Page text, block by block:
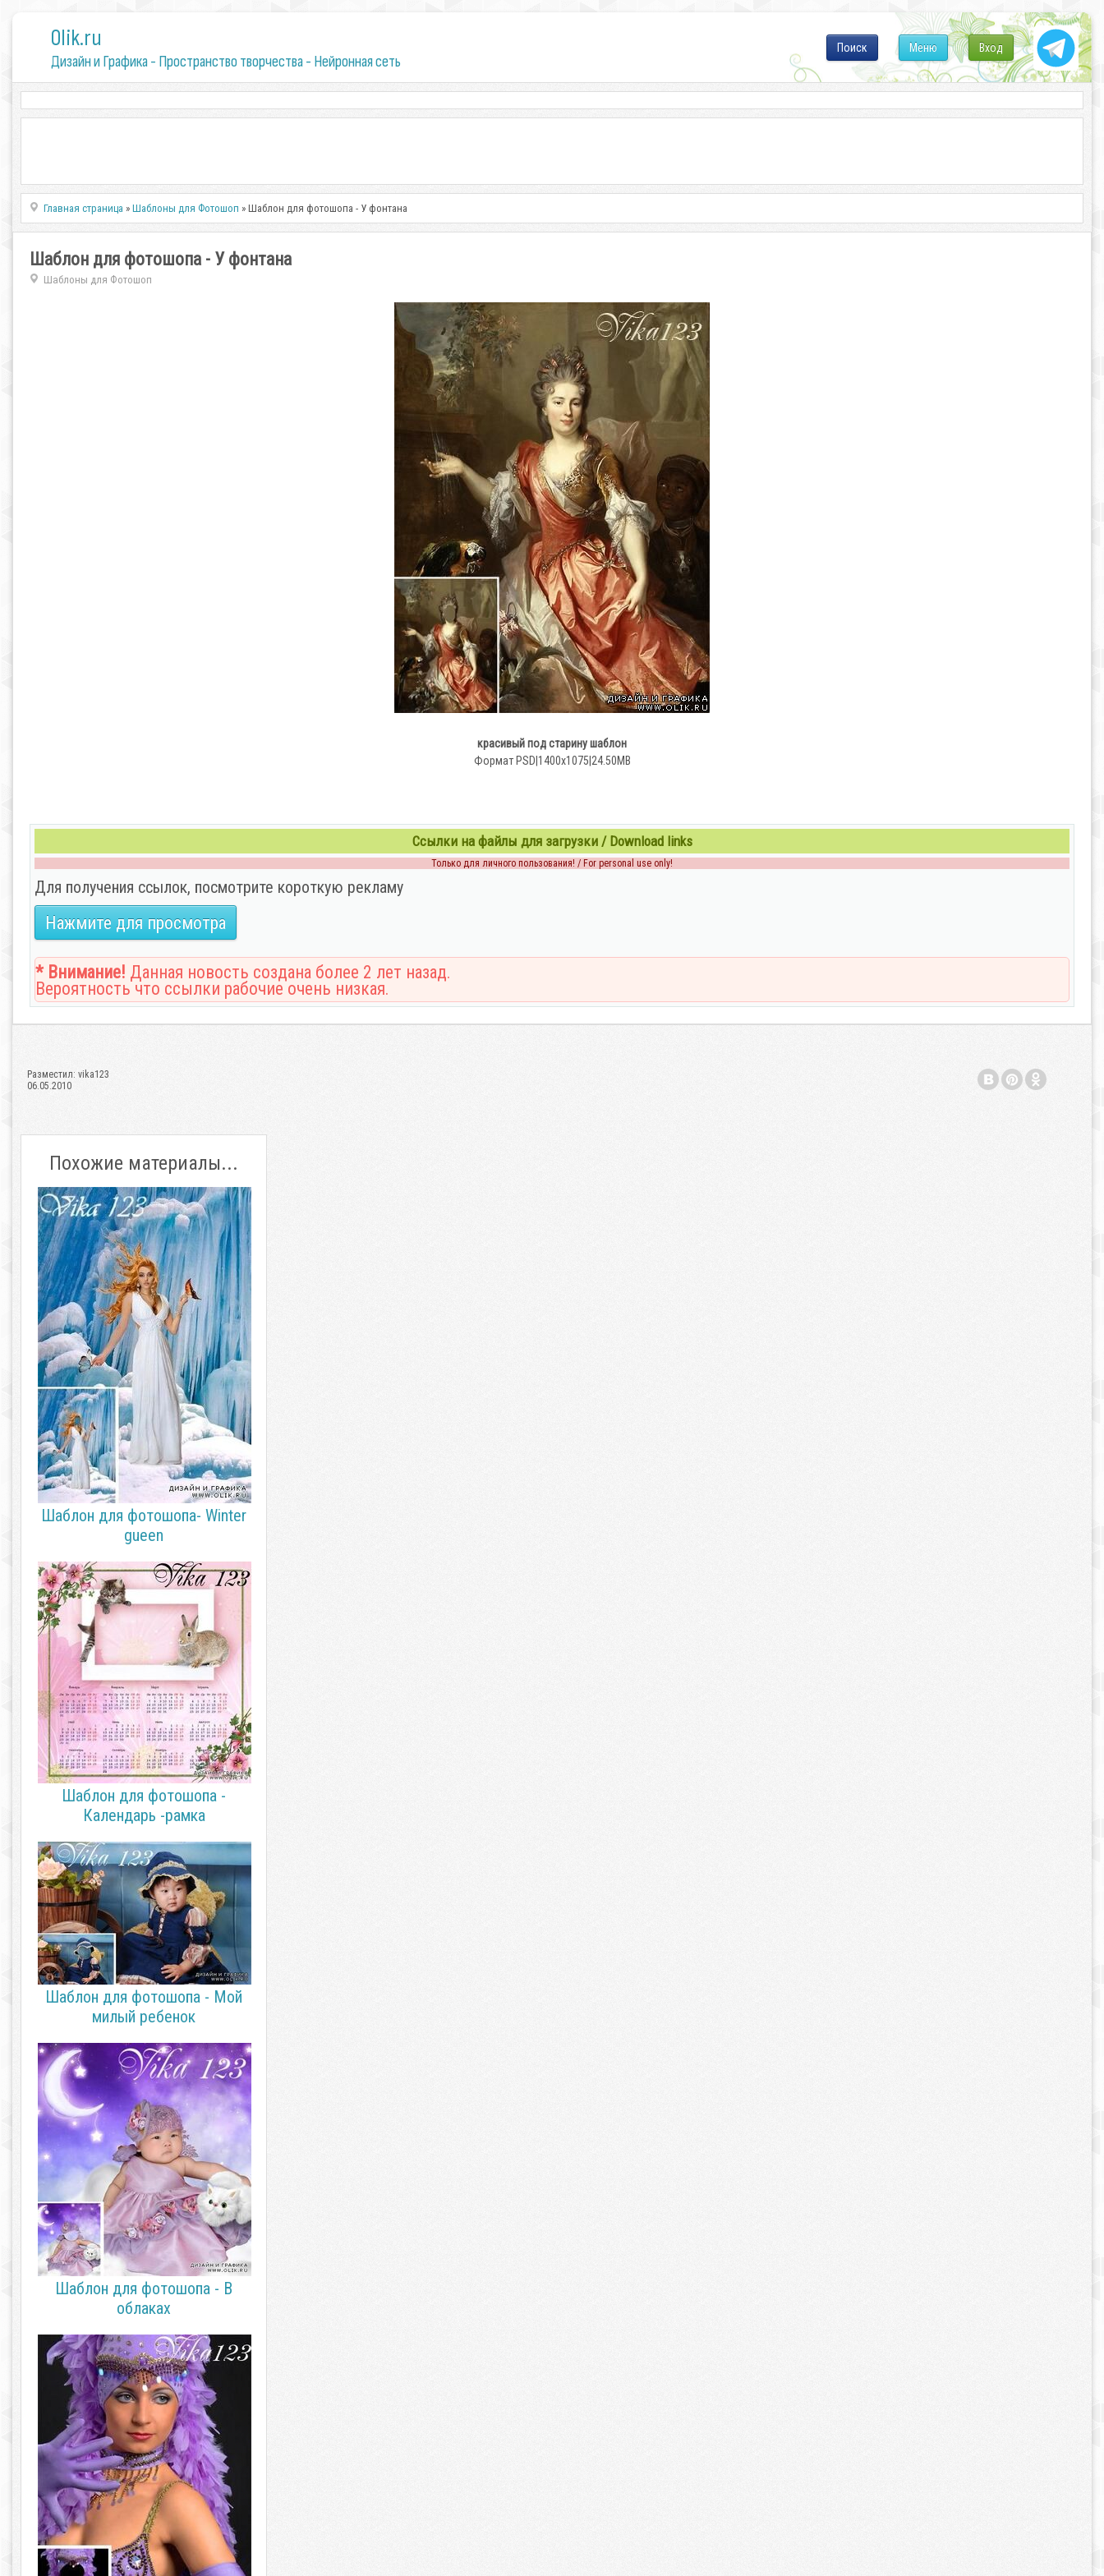
0lik.ru
Дизайн и Графика - Пространство творчества - Нейронная сеть
Вход
Меню
Поиск
Главная страница »Шаблоны для Фотошоп » Шаблон для фотошопа - У фонтана
Шаблон для фотошопа - У фонтана
Шаблоны для Фотошоп
красивый под старину шаблон
Формат PSD|1400x1075|24.50MB
Ссылки на файлы для загрузки / Download links
Только для личного пользования! / For personal use only!
Для получения ссылок, посмотрите короткую рекламу
Нажмите для просмотра
* Внимание! Данная новость создана более 2 лет назад.
Вероятность что ссылки рабочие очень низкая.
Разместил: vika123
06.05.2010
Похожие материалы...
Шаблон для фотошопа- Winter
gueen
Шаблон для фотошопа -
Календарь -рамка
Шаблон для фотошопа - Мой
милый ребенок
Шаблон для фотошопа - В
облаках